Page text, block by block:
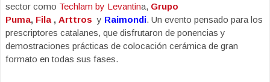
sector como Techlam by Levantina, Grupo
Puma, Fila , Arttros y Raimondi. Un evento pensado para los
prescriptores catalanes, que disfrutaron de ponencias y
demostraciones prácticas de colocación cerámica de gran
formato en todas sus fases.